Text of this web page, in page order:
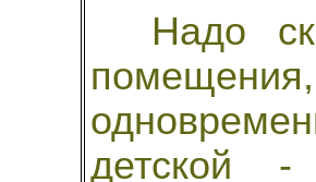
Надо
детской